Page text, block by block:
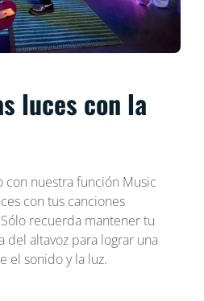
luces con la
con nuestra función Music
con tus canciones
recuerda mantener tu
del altavoz para lograr una
el sonido y la luz.